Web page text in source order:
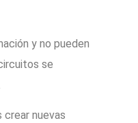
y no pueden
se
crear nuevas